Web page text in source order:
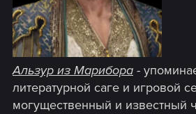
Альзур из Марибора -
литературной саге и игровой
могущественный и известный